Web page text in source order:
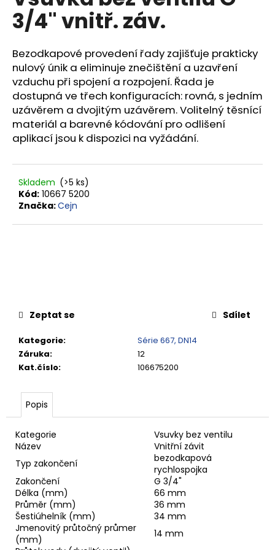
0,0
z
hvězdiček.
3/4" vnitř. záv.
Bezodkapové provedení řady zajišťuje prakticky
nulový únik a eliminuje znečištění a uzavření
vzduchu při spojení a rozpojení. Řada je
dostupná ve třech konfiguracích: rovná, s jedním
uzávěrem a dvojitým uzávěrem. Volitelný těsnící
materiál a barevné kódování pro odlišení
aplikací jsou k dispozici na vyžádání.
Skladem (>5 ks)
Kód: 10667 5200
Značka:Cejn
Kategorie:
Série 667, DN14
Záruka:
12
Kat.číslo: 106675200
Zeptat se Sdílet
Popis
Kategorie
Vsuvky bez ventilu
Název
Vnitřní závit
Typ zakončení
bezodkapová
rychlospojka
Zakončení
G 3/4"
Délka (mm)
66 mm
Průměr (mm)
36 mm
Šestiúhelník (mm)
34 mm
Jmenovitý průtočný průmer
(mm)
14 mm
a
j
í
t
?
HLEDAT
D
o
p
e
e
ESAFE
1/2"
VNĚJŠÍ
ZÁVIT
684,86
Kč